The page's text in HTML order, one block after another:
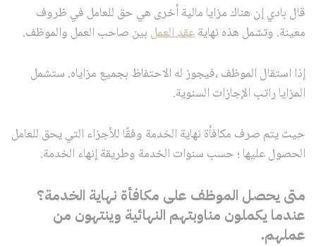
قال بادي إن هناك مزايا مالية أخرى هي حق للعامل في ظروف
معينة. وتشمل هذه نهايةعقد العمل بين صاحب العمل والموظف.
إذا استقال الموظف ،فيجوز له الاحتفاظ بجميع مزاياه. ستشمل
المزايا راتب الإجازات السنوية.
حيث يتم صرف مكافأة نهاية الخدمة وفقًا للأجزاء التي يحق للعامل
الحصول عليها ؛ حسب سنوات الخدمة وطريقة إنهاء الخدمة.
متى يحصل الموظف على مكافأة نهاية الخدمة؟
عندما يكملون مناوبتهم النهائية وينتهون من
عملهم.